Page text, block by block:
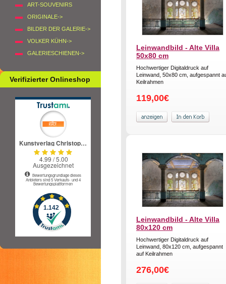
ART-SOUVENIRS
ORIGINALE->
BILDER DER GALERIE->
VOLKER KÜHN->
GALERIESCHIENEN->
Verifizierter Onlineshop
Leinwandbild - Alte Villa
50x80 cm
Hochwertiger Digitaldruck auf
Leinwand, 50x80 cm, aufgespannt
Keilrahmen
119,00€
Leinwandbild - Alte Villa
80x120 cm
Hochwertiger Digitaldruck auf
Leinwand, 80x120 cm, aufgespannt
auf Keilrahmen
276,00€